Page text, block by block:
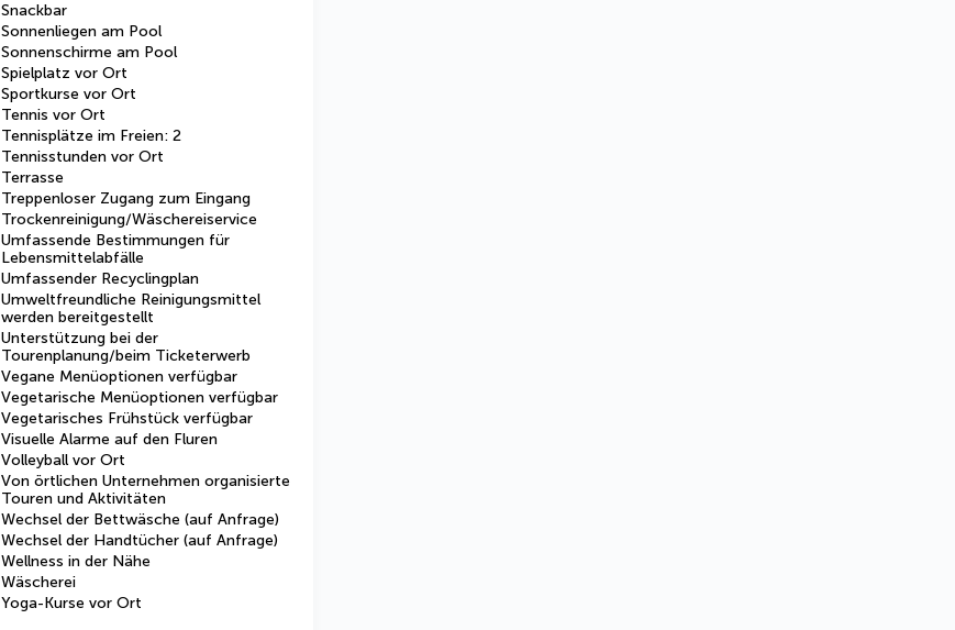
Snackbar
Sonnenliegen am Pool
Sonnenschirme am Pool
Spielplatz vor Ort
Sportkurse vor Ort
Tennis vor Ort
Tennisplätze im Freien: 2
Tennisstunden vor Ort
Terrasse
Treppenloser Zugang zum Eingang
Trockenreinigung/Wäschereiservice
Umfassende Bestimmungen für
Lebensmittelabfälle
Umfassender Recyclingplan
Umweltfreundliche Reinigungsmittel
werden bereitgestellt
Unterstützung bei der
Tourenplanung/beim Ticketerwerb
Vegane Menüoptionen verfügbar
Vegetarische Menüoptionen verfügbar
Vegetarisches Frühstück verfügbar
Visuelle Alarme auf den Fluren
Volleyball vor Ort
Von örtlichen Unternehmen organisierte
Touren und Aktivitäten
Wechsel der Bettwäsche (auf Anfrage)
Wechsel der Handtücher (auf Anfrage)
Wellness in der Nähe
Wäscherei
Yoga-Kurse vor Ort